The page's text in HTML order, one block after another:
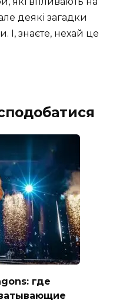
деякі загадки
знаєте, нехай це
где